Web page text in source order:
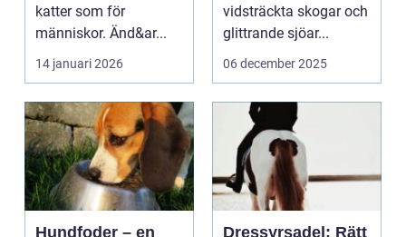
katter som för
människor. Änd&ar...
14 januari 2026
vidsträckta skogar och
glittrande sjöar...
06 december 2025
Hundfoder – en
Dressyrsadel: Rätt